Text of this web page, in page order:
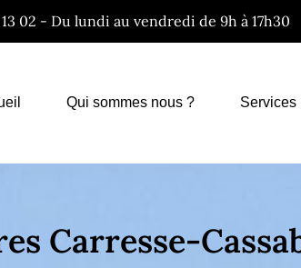
13 02 - Du lundi au vendredi de 9h à 17h30
Qui sommes nous ? Services
Carresse-